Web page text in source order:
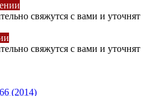
свяжутся с вами и уточнят
свяжутся с вами и уточнят